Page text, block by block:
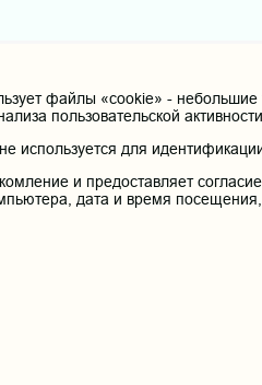
файлы «cookie» -
пользовательской
для
и предоставляет
дата и время